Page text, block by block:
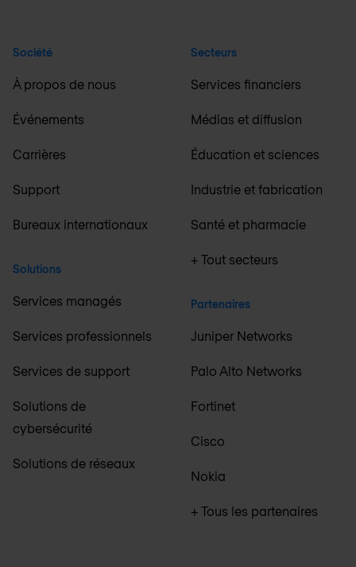
Société
À propos de nous
Événements
Carrières
Support
Bureaux internationaux
Solutions
Services managés
Services professionnels
Services de support
Solutions de
cybersécurité
Solutions de réseaux
Secteurs
Services financiers
Médias et diffusion
Éducation et sciences
Industrie et fabrication
Santé et pharmacie
+ Tout secteurs
Partenaires
Juniper Networks
Palo Alto Networks
Fortinet
Cisco
Nokia
+ Tous les partenaires